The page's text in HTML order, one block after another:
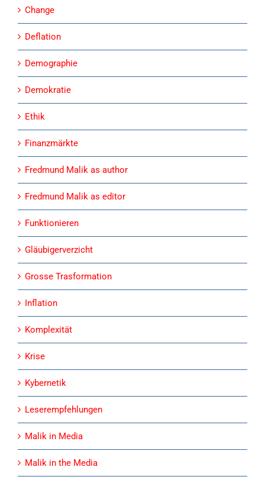
Change
Deflation
Demographie
Demokratie
Ethik
Finanzmärkte
Fredmund Malik as author
Fredmund Malik as editor
Funktionieren
Gläubigerverzicht
Grosse Trasformation
Inflation
Komplexität
Krise
Kybernetik
Leserempfehlungen
Malik in Media
Malik in the Media